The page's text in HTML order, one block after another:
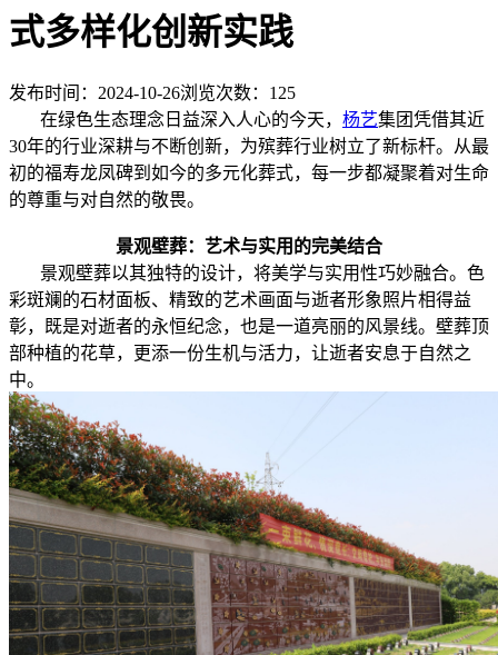
式多样化创新实践
发布时间：2024-10-26浏览次数： 125
在绿色生态理念日益深入人心的今天， 杨艺集团凭借其近
30年的行业深耕与不断创新，为殡葬行业树立了新标杆。从最
初的福寿龙凤碑到如今的多元化葬式，每一步都凝聚着对生命
的尊重与对自然的敬畏。
景观壁葬：艺术与实用的完美结合
景观壁葬以其独特的设计，将美学与实用性巧妙融合。色
彩斑斓的石材面板、精致的艺术画面与逝者形象照片相得益
彰，既是对逝者的永恒纪念，也是一道亮丽的风景线。壁葬顶
部种植的花草，更添一份生机与活力，让逝者安息于自然之
中。